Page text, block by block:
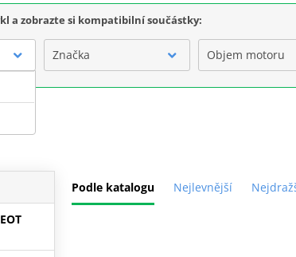
a zobrazte si kompatibilní součástky:
Značka Objem motoru
Podle katalogu Nejlevnější